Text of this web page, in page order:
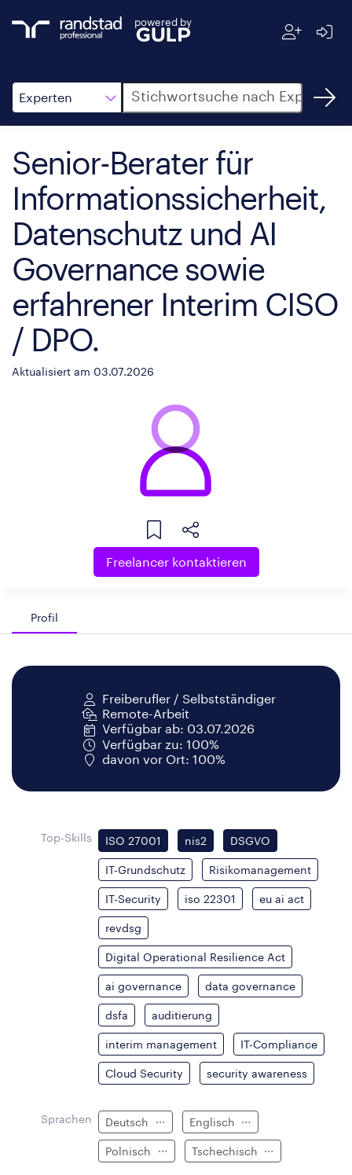
powered by
Experten
Suche
Senior-Berater für
Informationssicherheit,
Datenschutz und AI
Governance sowie
erfahrener Interim CISO
/ DPO.
Aktualisiert am 03.07.2026
Freelancer kontaktieren
Profil
Freiberufler / Selbstständiger
Remote-Arbeit
Verfügbar ab: 03.07.2026
Verfügbar zu: 100%
davon vor Ort: 100%
Top-Skills ISO 27001 nis2 DSGVO
IT-Grundschutz Risikomanagement
IT-Security iso 22301 eu ai act
revdsg
Digital Operational Resilience Act
ai governance data governance
dsfa auditierung
interim management IT-Compliance
Cloud Security security awareness
Sprachen Deutsch Englisch
Polnisch Tschechisch